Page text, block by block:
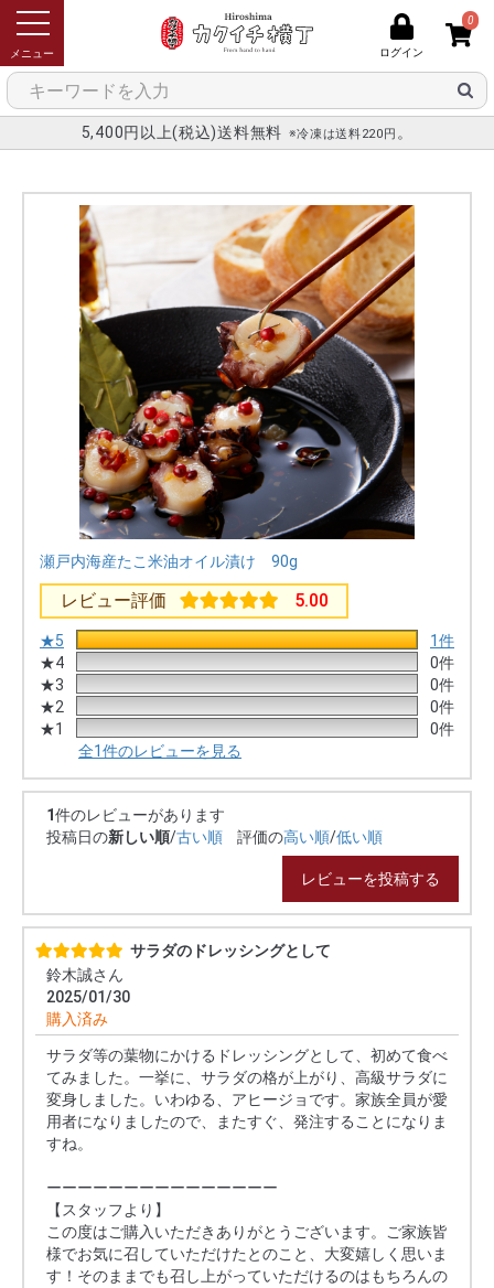
ログイン
0
5,400円以上(税込)送料無料 ※冷凍は送料220円 。
瀬戸内海産たこ米油オイル漬け 90g
レビュー評価 5.00
★5
1件
★4
0件
★3
0件
★2
0件
★1
0件
全1件のレビューを見る
1件のレビューがあります
投稿日の新しい順/古い順 評価の高い順/低い順
レビューを投稿する
サラダのドレッシングとして
鈴木誠さん
2025/01/30
購入済み
サラダ等の葉物にかけるドレッシングとして、初めて食べ
てみました。一挙に、サラダの格が上がり、高級サラダに
変身しました。いわゆる、アヒージョです。家族全員が愛
用者になりましたので、またすぐ、発注することになりま
すね。
ーーーーーーーーーーーーーーー
【スタッフより】
この度はご購入いただきありがとうございます。ご家族皆
様でお気に召していただけたとのこと、大変嬉しく思いま
す！そのままでも召し上がっていただけるのはもちろんの
メニュー